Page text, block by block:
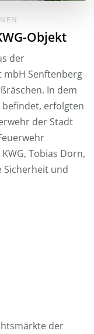
Objekt
der
mbH Senftenberg
In dem
befindet, erfolgten
der Stadt
Tobias Dorn,
Sicherheit und
der